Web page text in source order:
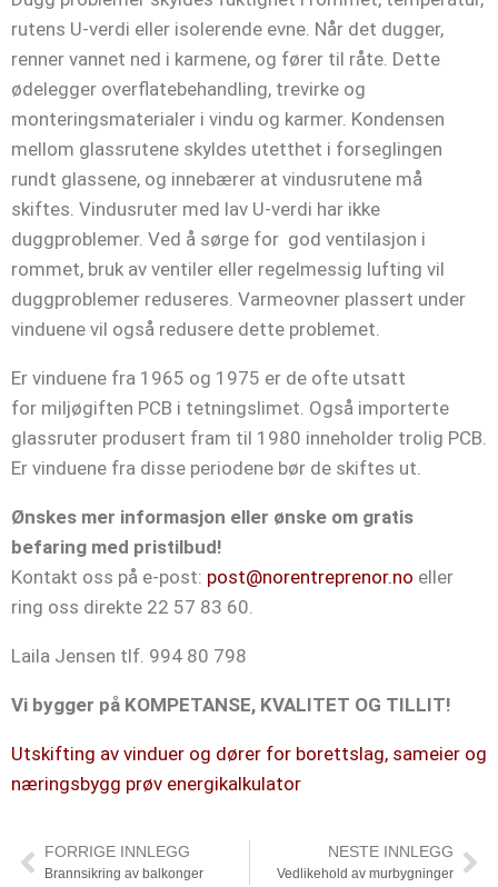
rutens U-verdi eller isolerende evne. Når det dugger,
renner vannet ned i karmene, og fører til råte. Dette
ødelegger overflatebehandling, trevirke og
monteringsmaterialer i vindu og karmer. Kondensen
mellom glassrutene skyldes utetthet i forseglingen
rundt glassene, og innebærer at vindusrutene må
skiftes. Vindusruter med lav U-verdi har ikke
duggproblemer. Ved å sørge for god ventilasjon i
rommet, bruk av ventiler eller regelmessig lufting vil
duggproblemer reduseres. Varmeovner plassert under
vinduene vil også redusere dette problemet.
Er vinduene fra 1965 og 1975 er de ofte utsatt
for miljøgiften PCB i tetningslimet. Også importerte
glassruter produsert fram til 1980 inneholder trolig PCB.
Er vinduene fra disse periodene bør de skiftes ut.
Ønskes mer informasjon eller ønske om gratis
befaring med pristilbud!
Kontakt oss på e-post: post@norentreprenor.no eller
ring oss direkte 22 57 83 60.
Laila Jensen tlf. 994 80 798
Vi bygger på KOMPETANSE, KVALITET OG TILLIT!
Utskifting av vinduer og dører for borettslag, sameier og
næringsbygg prøv energikalkulator
FORRIGE INNLEGG
Brannsikring av balkonger
NESTE INNLEGG
Vedlikehold av murbygninger